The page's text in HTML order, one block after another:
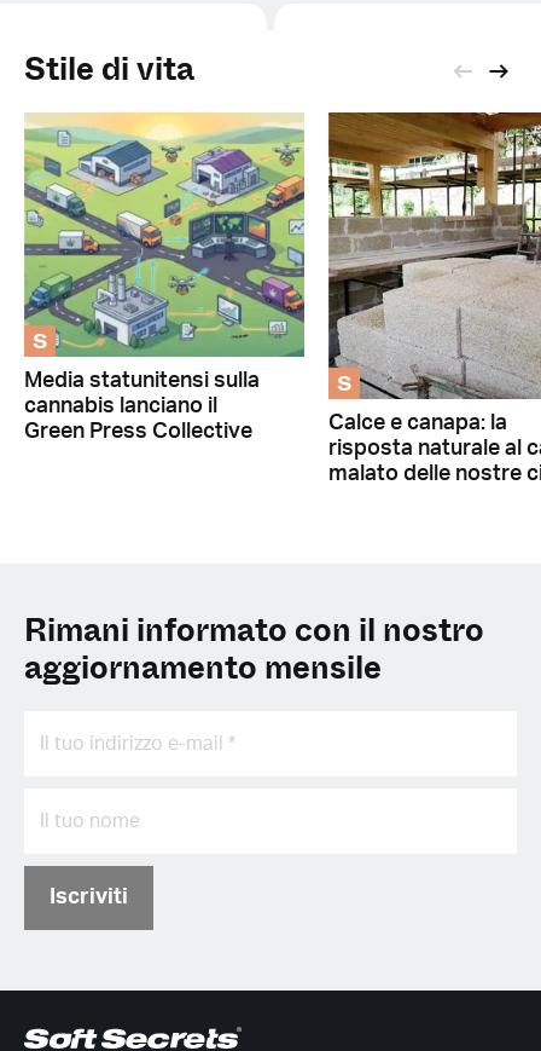
Stile di vita
S
Media statunitensi sulla
cannabis lanciano il
Green Press Collective
S
Calce e canapa: la
risposta naturale al
malato delle nostre
Rimani informato con il nostro
aggiornamento mensile
Iscriviti